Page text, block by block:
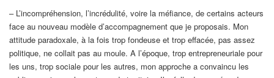
– L’incompréhension, l’incrédulité, voire la méfiance, de certains acteurs
face au nouveau modèle d’accompagnement que je proposais. Mon
attitude paradoxale, à la fois trop fondeuse et trop effacée, pas assez
politique, ne collait pas au moule. A l’époque, trop entrepreneuriale pour
les uns, trop sociale pour les autres, mon approche a convaincu les